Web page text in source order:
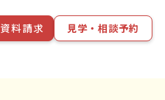
資料請求 見学・相談予約